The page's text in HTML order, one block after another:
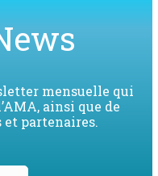
mensuelle qui
ainsi que de
et partenaires.